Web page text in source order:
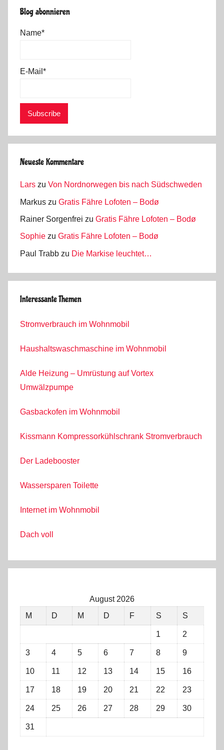
Blog abonnieren
Name*
E-Mail*
Neueste Kommentare
Lars zu Von Nordnorwegen bis nach Südschweden
Markus zu Gratis Fähre Lofoten – Bodø
Rainer Sorgenfrei zu Gratis Fähre Lofoten – Bodø
Sophie zu Gratis Fähre Lofoten – Bodø
Paul Trabb zu Die Markise leuchtet…
Interessante Themen
Stromverbrauch im Wohnmobil
Haushaltswaschmaschine im Wohnmobil
Alde Heizung – Umrüstung auf Vortex
Umwälzpumpe
Gasbackofen im Wohnmobil
Kissmann Kompressorkühlschrank Stromverbrauch
Der Ladebooster
Wassersparen Toilette
Internet im Wohnmobil
Dach voll
August 2026
M
D M D F S S
1 2
3 4 5 6 7 8 9
10 11 12 13 14 15 16
17 18 19 20 21 22 23
24 25 26 27 28 29 30
31